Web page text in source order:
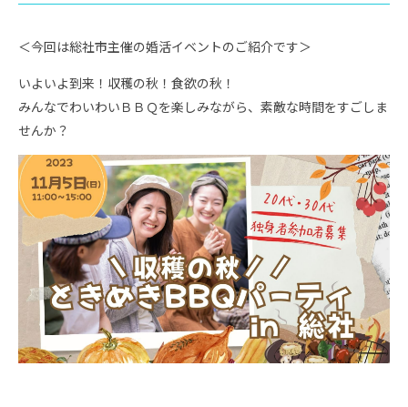
＜今回は総社市主催の婚活イベントのご紹介です＞
いよいよ到来！収穫の秋！食欲の秋！
みんなでわいわいＢＢＱを楽しみながら、素敵な時間をすごしま
せんか？